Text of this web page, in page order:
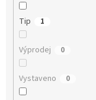
Tip 1
Výprodej 0
Vystaveno 0